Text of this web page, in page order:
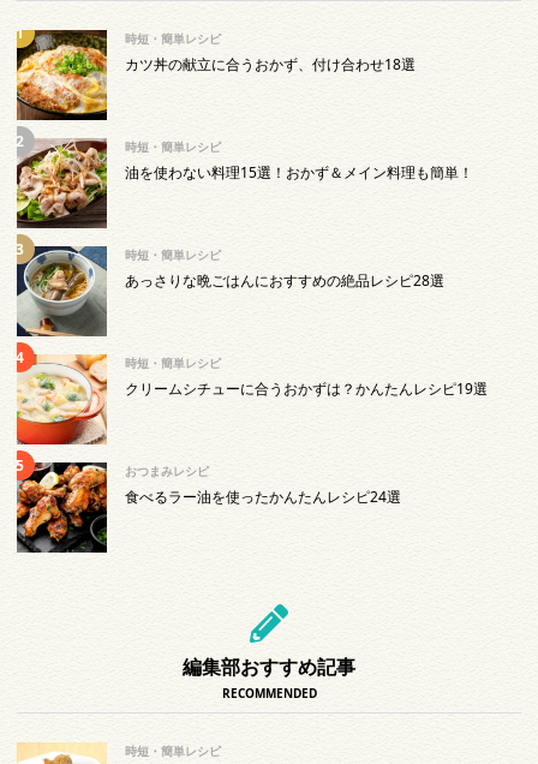
時短・簡単レシピ
カツ丼の献立に合うおかず、付け合わせ18選
時短・簡単レシピ
油を使わない料理15選！おかず＆メイン料理も簡単！
時短・簡単レシピ
あっさりな晩ごはんにおすすめの絶品レシピ28選
時短・簡単レシピ
クリームシチューに合うおかずは？かんたんレシピ19選
おつまみレシピ
食べるラー油を使ったかんたんレシピ24選
編集部おすすめ記事
RECOMMENDED
時短・簡単レシピ